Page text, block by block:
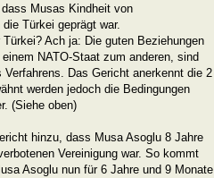
Musas Kindheit von
Türkei geprägt war.
Ach ja: Die guten Beziehungen
NATO-Staat zum anderen, sind
Das Gericht anerkennt die 2
werden jedoch die Bedingungen
(Siehe oben)
hinzu, dass Musa Asoglu 8 Jahre
Vereinigung war. So kommt
Asoglu nun für 6 Jahre und 9 Monate